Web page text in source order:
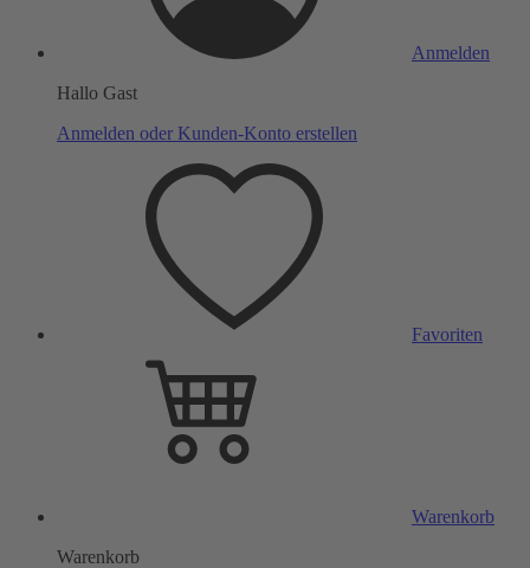
Anmelden
Hallo Gast
Anmelden oder Kunden-Konto erstellen
Favoriten
Warenkorb
Warenkorb